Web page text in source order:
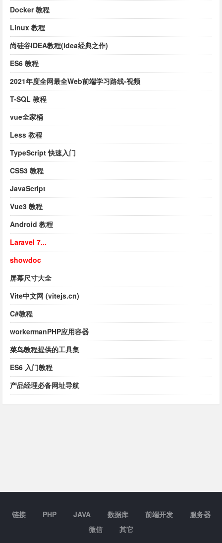
Docker 教程
Linux 教程
尚硅谷IDEA教程(idea经典之作)
ES6 教程
2021年度全网最全Web前端学习路线-视频
T-SQL 教程
vue全家桶
Less 教程
TypeScript 快速入门
CSS3 教程
JavaScript
Vue3 教程
Android 教程
Laravel 7...
showdoc
屏幕尺寸大全
Vite中文网 (vitejs.cn)
C#教程
workermanPHP应用容器
菜鸟教程提供的工具集
ES6 入门教程
产品经理必备网址导航
链接 PHP JAVA 数据库 前端开发
服务器
微信
其它